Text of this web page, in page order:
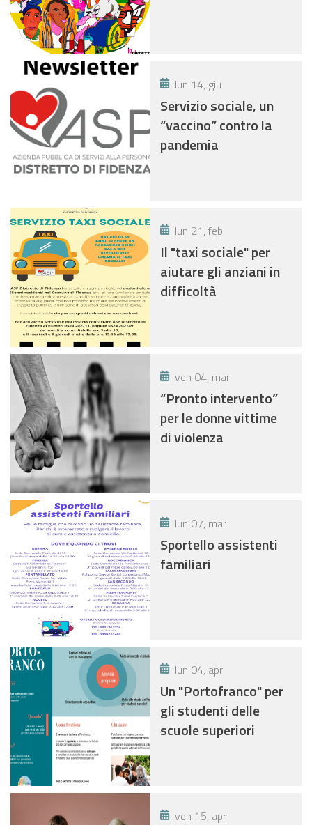
lun 14, giu
Servizio sociale, un
“vaccino” contro la
pandemia
lun 21, feb
Il "taxi sociale" per
aiutare gli anziani in
difficoltà
ven 04, mar
“Pronto intervento”
per le donne vittime
di violenza
lun 07, mar
Sportello assistenti
familiari
lun 04, apr
Un "Portofranco" per
gli studenti delle
scuole superiori
ven 15, apr